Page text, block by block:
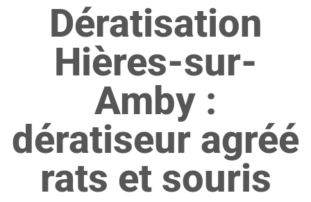
Dératisation
Hières-sur-
Amby :
dératiseur agréé
rats et souris